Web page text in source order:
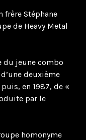
frère Stéphane
de Heavy Metal
du jeune combo
deuxième
en 1987, de «
par le
homonyme